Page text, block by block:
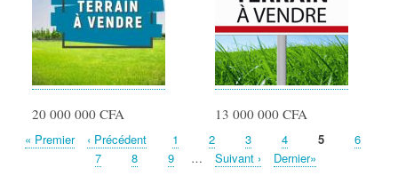
20 000 000 CFA 13 000 000 CFA
Pagination
Première
« Premier
Page
précédente
‹ Précédent Page
1 Page
2 Page
3 Page
4 Page
5 Page
6
Page
7 Page
8 Page
9 …
Page
Suivant ›
Dernière
Dernier»